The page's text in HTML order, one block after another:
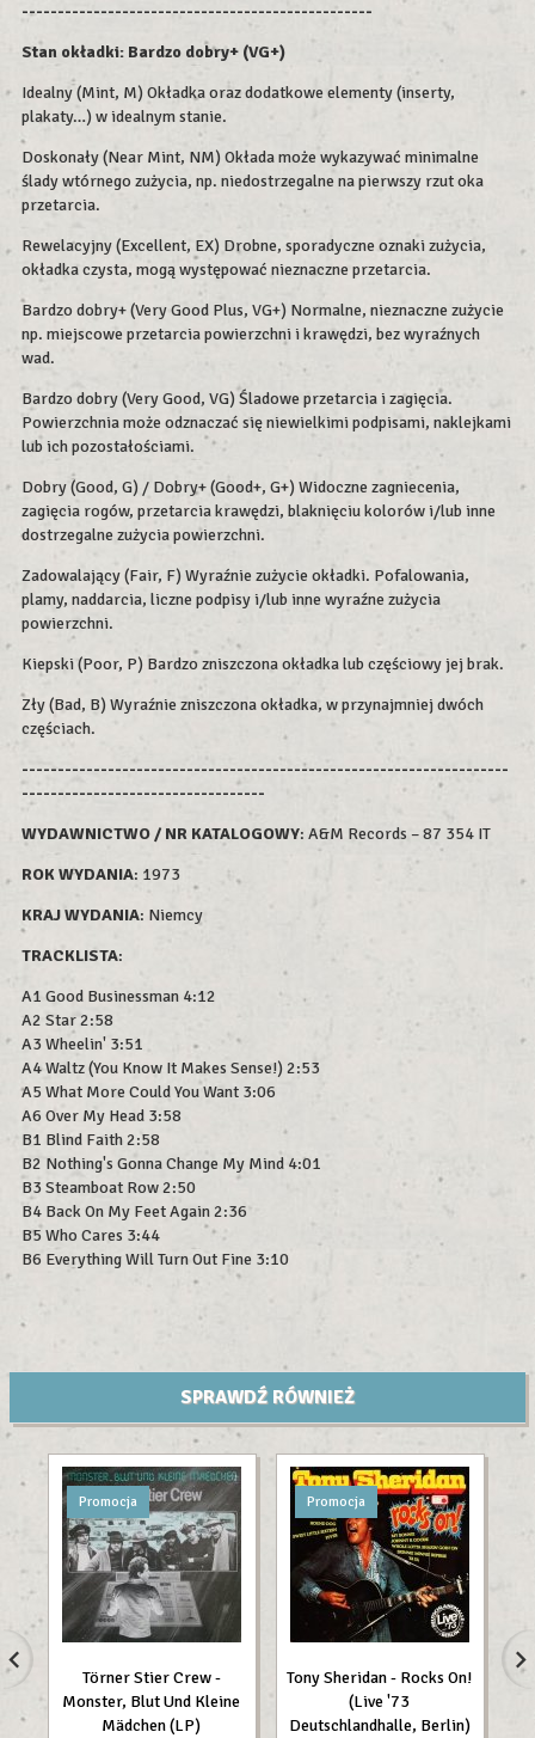
-------------------------------------------------
Stan okładki: Bardzo dobry+ (VG+)
Idealny (Mint, M) Okładka oraz dodatkowe elementy (inserty,
plakaty…) w idealnym stanie.
Doskonały (Near Mint, NM) Okłada może wykazywać minimalne
ślady wtórnego zużycia, np. niedostrzegalne na pierwszy rzut oka
przetarcia.
Rewelacyjny (Excellent, EX) Drobne, sporadyczne oznaki zużycia,
okładka czysta, mogą występować nieznaczne przetarcia.
Bardzo dobry+ (Very Good Plus, VG+) Normalne, nieznaczne zużycie
np. miejscowe przetarcia powierzchni i krawędzi, bez wyraźnych
wad.
Bardzo dobry (Very Good, VG) Śladowe przetarcia i zagięcia.
Powierzchnia może odznaczać się niewielkimi podpisami, naklejkami
lub ich pozostałościami.
Dobry (Good, G) / Dobry+ (Good+, G+) Widoczne zagniecenia,
zagięcia rogów, przetarcia krawędzi, blaknięciu kolorów i/lub inne
dostrzegalne zużycia powierzchni.
Zadowalający (Fair, F) Wyraźnie zużycie okładki. Pofalowania,
plamy, naddarcia, liczne podpisy i/lub inne wyraźne zużycia
powierzchni.
Kiepski (Poor, P) Bardzo zniszczona okładka lub częściowy jej brak.
Zły (Bad, B) Wyraźnie zniszczona okładka, w przynajmniej dwóch
częściach.
--------------------------------------------------------------------
----------------------------------
WYDAWNICTWO / NR KATALOGOWY: A&M Records – 87 354 IT
ROK WYDANIA: 1973
KRAJ WYDANIA: Niemcy
TRACKLISTA:
A1 Good Businessman 4:12
A2 Star 2:58
A3 Wheelin' 3:51
A4 Waltz (You Know It Makes Sense!) 2:53
A5 What More Could You Want 3:06
A6 Over My Head 3:58
B1 Blind Faith 2:58
B2 Nothing's Gonna Change My Mind 4:01
B3 Steamboat Row 2:50
B4 Back On My Feet Again 2:36
B5 Who Cares 3:44
B6 Everything Will Turn Out Fine 3:10
SPRAWDŹ RÓWNIEŻ
Promocja
Törner Stier Crew -
Monster, Blut Und Kleine
Mädchen (LP)
Promocja
Tony Sheridan - Rocks On!
(Live '73
Deutschlandhalle, Berlin)